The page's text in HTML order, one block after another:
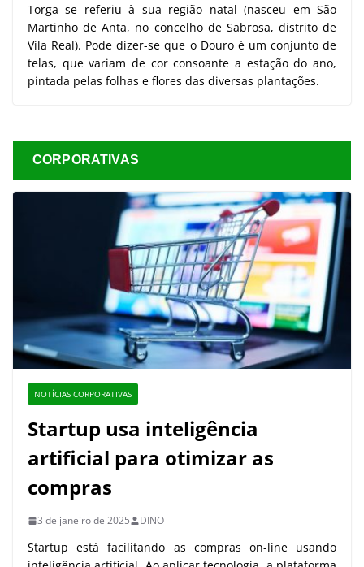
Torga se referiu à sua região natal (nasceu em São
Martinho de Anta, no concelho de Sabrosa, distrito de
Vila Real). Pode dizer-se que o Douro é um conjunto de
telas, que variam de cor consoante a estação do ano,
pintada pelas folhas e flores das diversas plantações.
CORPORATIVAS
NOTÍCIAS CORPORATIVAS
Startup usa inteligência
artificial para otimizar as
compras
3 de janeiro de 2025 DINO
Startup está facilitando as compras on-line usando